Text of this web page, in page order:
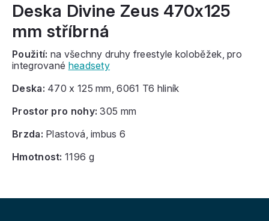
Deska Divine Zeus 470x125
mm stříbrná
Použití: na všechny druhy freestyle koloběžek, pro
integrované headsety
Deska: 470 x 125 mm, 6061 T6 hliník
Prostor pro nohy:305 mm
Brzda: Plastová, imbus 6
Hmotnost: 1196 g